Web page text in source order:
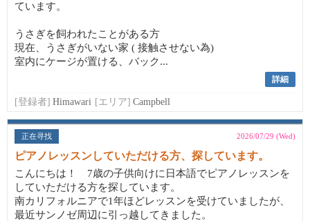
ています。
うさぎを飼われたことがある方
現在、うさぎがいない家 ( 接触させない為)
室内にケージが置ける、バック...
詳細
[登録者] Himawari [エリア] Campbell
正在寻找 2026/07/29 (Wed)
ピアノレッスンしていただける方、探しています。
こんにちは！ 7歳の子供向けに日本語でピアノレッスンを
していただける方を探しています。
南カリフォルニアで1年ほどレッスンを受けていましたが、
最近サンノゼ周辺に引っ越してきました。